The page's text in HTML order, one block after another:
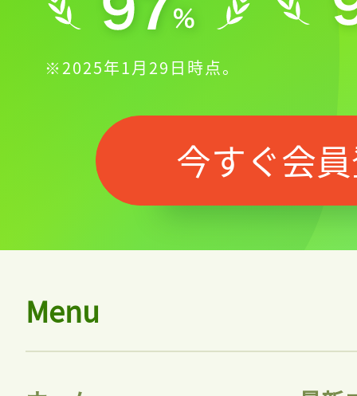
※2025年1月29日時点。
今すぐ会
Menu